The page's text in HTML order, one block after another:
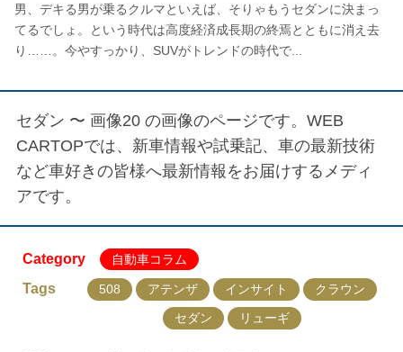
男、デキる男が乗るクルマといえば、そりゃもうセダンに決まっ
てるでしょ。という時代は高度経済成長期の終焉とともに消え去
り……。今やすっかり、SUVがトレンドの時代で...
セダン 〜 画像20 の画像のページです。WEB
CARTOPでは、新車情報や試乗記、車の最新技術
など車好きの皆様へ最新情報をお届けするメディ
アです。
Category 自動車コラム
Tags 508 アテンザ インサイト
クラウン
セダン
リューギ